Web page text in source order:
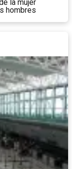
la mujer
hombres